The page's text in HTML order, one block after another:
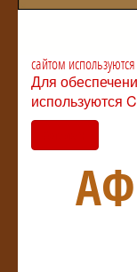
сайтом
Для
используются